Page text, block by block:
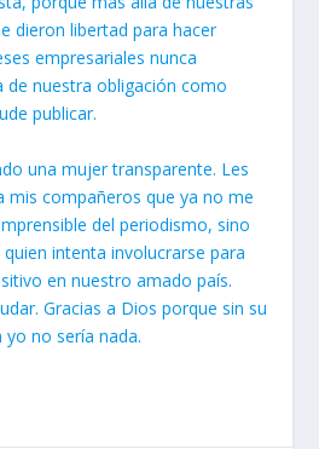
dieron libertad para hacer
empresariales nunca
de nuestra obligación como
publicar.
una mujer transparente. Les
mis compañeros que ya no me
del periodismo, sino
intenta involucrarse para
en nuestro amado país.
Gracias a Dios porque sin su
no sería nada.